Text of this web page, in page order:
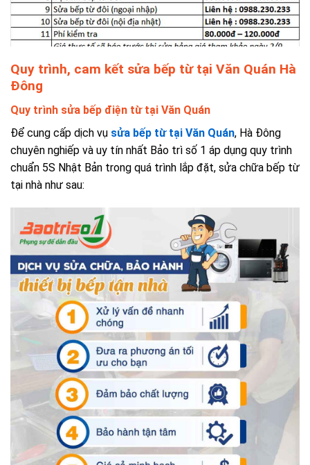
Quy trình, cam kết sửa bếp từ tại Văn Quán Hà
Đông
Quy trình sửa bếp điện từ tại Văn Quán
Để cung cấp dịch vụ sửa bếp từ tại Văn Quán, Hà Đông
chuyên nghiếp và uy tín nhất Bảo trì số 1 áp dụng quy trình
chuẩn 5S Nhật Bản trong quá trình lắp đặt, sửa chữa bếp từ
tại nhà như sau: